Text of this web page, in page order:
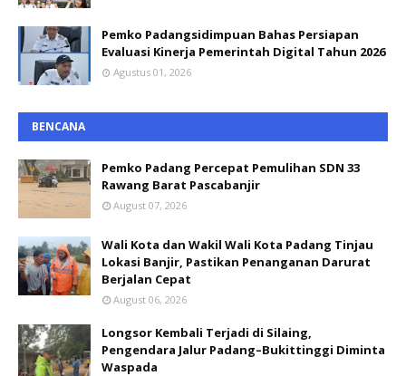
Pemko Padangsidimpuan Bahas Persiapan
Evaluasi Kinerja Pemerintah Digital Tahun 2026
Agustus 01, 2026
BENCANA
Pemko Padang Percepat Pemulihan SDN 33
Rawang Barat Pascabanjir
August 07, 2026
Wali Kota dan Wakil Wali Kota Padang Tinjau
Lokasi Banjir, Pastikan Penanganan Darurat
Berjalan Cepat
August 06, 2026
Longsor Kembali Terjadi di Silaing,
Pengendara Jalur Padang–Bukittinggi Diminta
Waspada